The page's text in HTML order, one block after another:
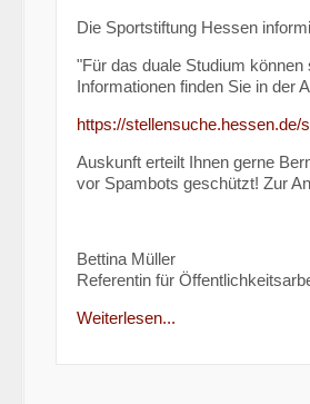
Die Sportstiftung Hessen
"Für das duale Studium
Informationen finden Sie in der
https://stellensuche.hessen.de/
Auskunft erteilt Ihnen gerne
vor Spambots geschützt! Zur
Bettina Müller
Referentin für
Weiterlesen...